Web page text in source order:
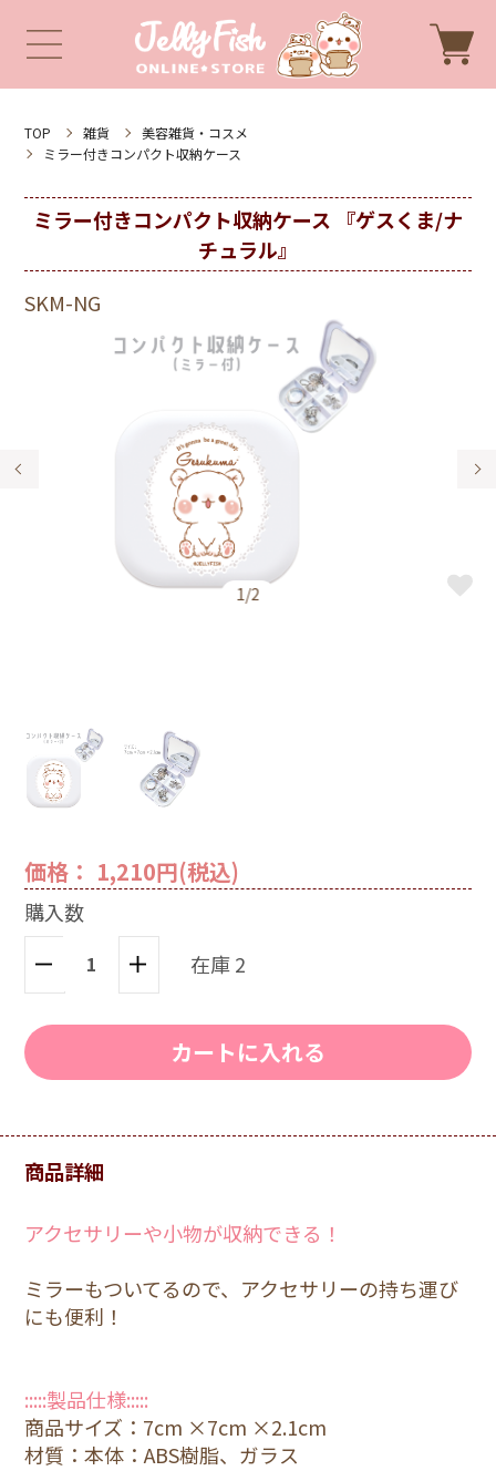
TOP 雑貨
美容雑貨・コスメ
ミラー付きコンパクト収納ケース
ミラー付きコンパクト収納ケース 『ゲスくま/ナ
チュラル』
SKM-NG
1/2
価格： 1,210円(税込)
購入数
在庫 2
カートに入れる
商品詳細
アクセサリーや小物が収納できる！
ミラーもついてるので、アクセサリーの持ち運び
にも便利！
:::::製品仕様:::::
商品サイズ：7cm ×7cm ×2.1cm
材質：本体：ABS樹脂、ガラス